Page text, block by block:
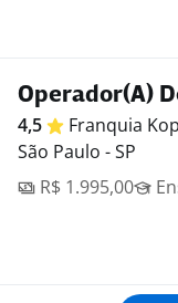
Operador(A)
4,5 Franquia
São Paulo - SP
R$ 1.995,00